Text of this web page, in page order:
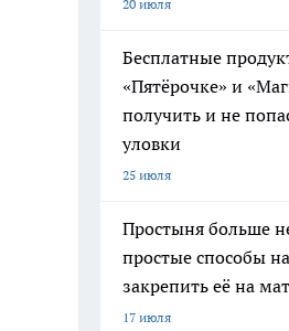
20 июля
Бесплатные
«Пятёрочке» и
получить и не
уловки
25 июля
Простыня больше
простые способы
закрепить её на
17 июля